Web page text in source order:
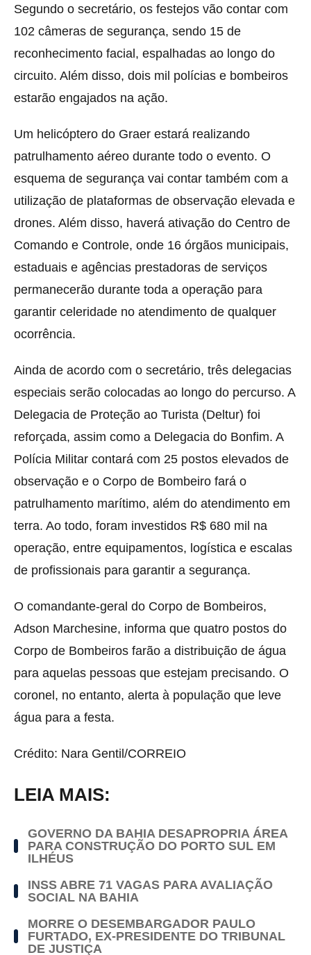
Segundo o secretário, os festejos vão contar com
102 câmeras de segurança, sendo 15 de
reconhecimento facial, espalhadas ao longo do
circuito. Além disso, dois mil polícias e bombeiros
estarão engajados na ação.
Um helicóptero do Graer estará realizando
patrulhamento aéreo durante todo o evento. O
esquema de segurança vai contar também com a
utilização de plataformas de observação elevada e
drones. Além disso, haverá ativação do Centro de
Comando e Controle, onde 16 órgãos municipais,
estaduais e agências prestadoras de serviços
permanecerão durante toda a operação para
garantir celeridade no atendimento de qualquer
ocorrência.
Ainda de acordo com o secretário, três delegacias
especiais serão colocadas ao longo do percurso. A
Delegacia de Proteção ao Turista (Deltur) foi
reforçada, assim como a Delegacia do Bonfim. A
Polícia Militar contará com 25 postos elevados de
observação e o Corpo de Bombeiro fará o
patrulhamento marítimo, além do atendimento em
terra. Ao todo, foram investidos R$ 680 mil na
operação, entre equipamentos, logística e escalas
de profissionais para garantir a segurança.
O comandante-geral do Corpo de Bombeiros,
Adson Marchesine, informa que quatro postos do
Corpo de Bombeiros farão a distribuição de água
para aquelas pessoas que estejam precisando. O
coronel, no entanto, alerta à população que leve
água para a festa.
Crédito: Nara Gentil/CORREIO
LEIA MAIS:
GOVERNO DA BAHIA DESAPROPRIA ÁREA
PARA CONSTRUÇÃO DO PORTO SUL EM
ILHÉUS
INSS ABRE 71 VAGAS PARA AVALIAÇÃO
SOCIAL NA BAHIA
MORRE O DESEMBARGADOR PAULO
FURTADO, EX-PRESIDENTE DO TRIBUNAL
DE JUSTIÇA